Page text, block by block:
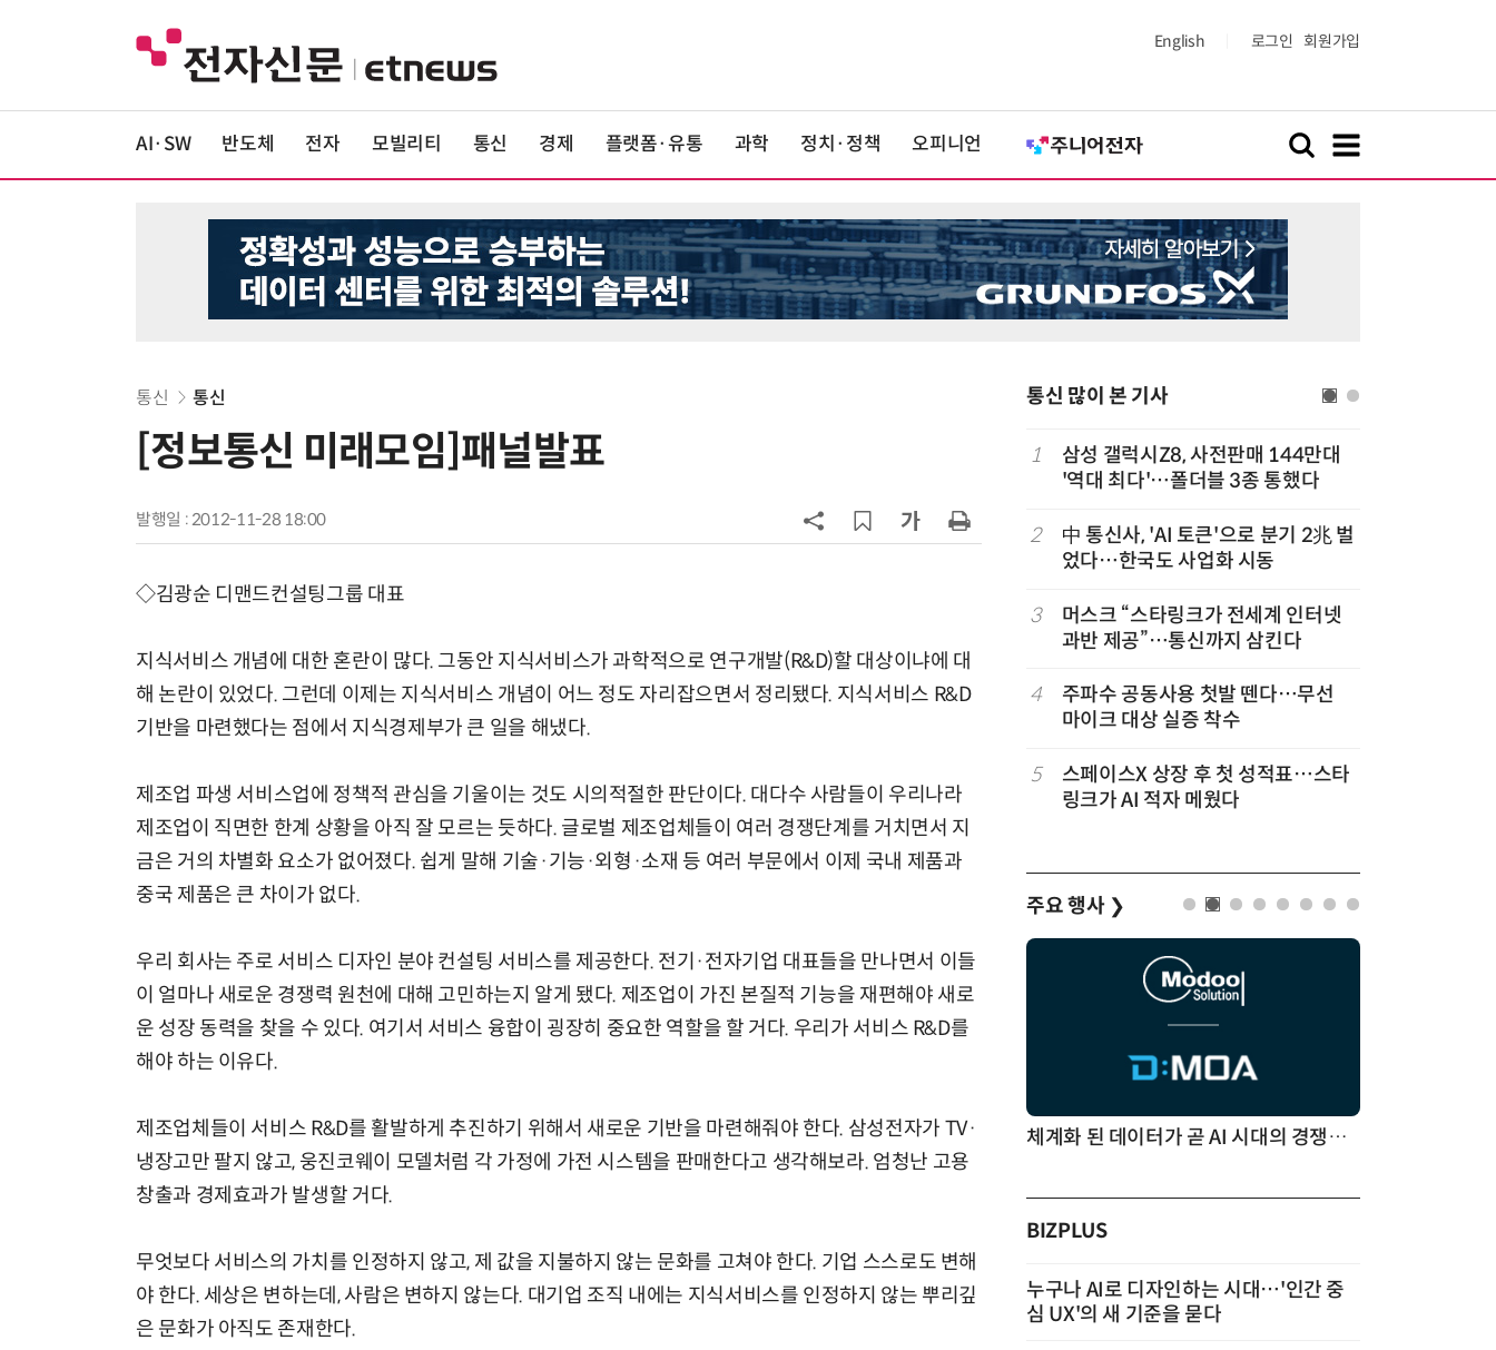
English 로그인 회원가입
AI·SW 반도체 전자 모빌리티 통신 경제 플랫폼·유통 과학 정치·정책 오피니언
통신 통신
[정보통신 미래모임]패널발표
발행일 : 2012-11-28 18:00
◇김광순 디맨드컨설팅그룹 대표
지식서비스 개념에 대한 혼란이 많다. 그동안 지식서비스가 과학적으로 연구개발(R&D)할 대상이냐에 대
해 논란이 있었다. 그런데 이제는 지식서비스 개념이 어느 정도 자리잡으면서 정리됐다. 지식서비스 R&D
기반을 마련했다는 점에서 지식경제부가 큰 일을 해냈다.
제조업 파생 서비스업에 정책적 관심을 기울이는 것도 시의적절한 판단이다. 대다수 사람들이 우리나라
제조업이 직면한 한계 상황을 아직 잘 모르는 듯하다. 글로벌 제조업체들이 여러 경쟁단계를 거치면서 지
금은 거의 차별화 요소가 없어졌다. 쉽게 말해 기술·기능·외형·소재 등 여러 부문에서 이제 국내 제품과
중국 제품은 큰 차이가 없다.
우리 회사는 주로 서비스 디자인 분야 컨설팅 서비스를 제공한다. 전기·전자기업 대표들을 만나면서 이들
이 얼마나 새로운 경쟁력 원천에 대해 고민하는지 알게 됐다. 제조업이 가진 본질적 기능을 재편해야 새로
운 성장 동력을 찾을 수 있다. 여기서 서비스 융합이 굉장히 중요한 역할을 할 거다. 우리가 서비스 R&D를
해야 하는 이유다.
제조업체들이 서비스 R&D를 활발하게 추진하기 위해서 새로운 기반을 마련해줘야 한다. 삼성전자가 TV·
냉장고만 팔지 않고, 웅진코웨이 모델처럼 각 가정에 가전 시스템을 판매한다고 생각해보라. 엄청난 고용
창출과 경제효과가 발생할 거다.
무엇보다 서비스의 가치를 인정하지 않고, 제 값을 지불하지 않는 문화를 고쳐야 한다. 기업 스스로도 변해
야 한다. 세상은 변하는데, 사람은 변하지 않는다. 대기업 조직 내에는 지식서비스를 인정하지 않는 뿌리깊
은 문화가 아직도 존재한다.
통신 많이 본 기사
韓 앱스토어 시장 5년 만에 38조
9
국산 AI 반도체로 피지컬 AI 실증…
'나 몰라라'…실연자·저작권자 사각
지대
1
삼성 갤럭시Z8, 사전판매 144만대
'역대 최다'…폴더블 3종 통했다
2
中 통신사, 'AI 토큰'으로 분기 2兆 벌
었다…한국도 사업화 시동
3
머스크 “스타링크가 전세계 인터넷
과반 제공”…통신까지 삼킨다
4
주파수 공동사용 첫발 뗀다…무선
마이크 대상 실증 착수
5
스페이스X 상장 후 첫 성적표…스타
링크가 AI 적자 메웠다
주요 행사 ❯
AI Native Enterprise를 지원하는 AI Ready Data 플랫폼 활용 전략 AI 시대의 옵저버빌리티: GPU·LLM 모니터링부터 AI 기반 장애 대응까지 체계화 된 데이터가 곧 AI 시대의 경쟁력이다
BIZPLUS
누구나 AI로 디자인하는 시대…'인간 중
심 UX'의 새 기준을 묻다